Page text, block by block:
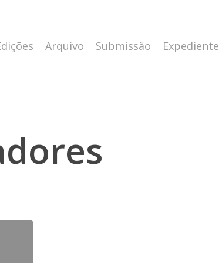
Arquivo Submissão Expediente